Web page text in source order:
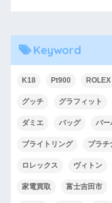
Keyword
K18 Pt900 ROLEX
グッチ グラフィット
ダミエ バッグ バー
ブライトリング プラチ
ロレックス ヴィトン
家電買取 富士吉田市